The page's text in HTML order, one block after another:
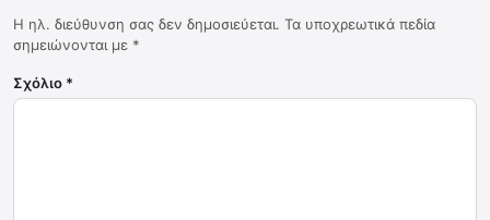
Η ηλ. διεύθυνση σας δεν δημοσιεύεται. Τα υποχρεωτικά πεδία
σημειώνονται με *
Σχόλιο *